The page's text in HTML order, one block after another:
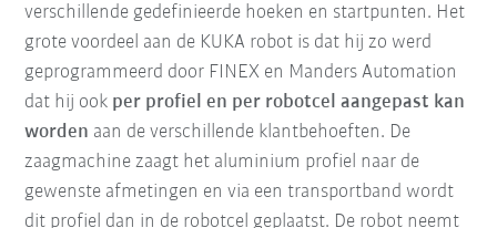
verschillende gedefinieerde hoeken en startpunten. Het
grote voordeel aan de KUKA robot is dat hij zo werd
geprogrammeerd door FINEX en Manders Automation
dat hij ook per profiel en per robotcel aangepast kan
worden aan de verschillende klantbehoeften. De
zaagmachine zaagt het aluminium profiel naar de
gewenste afmetingen en via een transportband wordt
dit profiel dan in de robotcel geplaatst. De robot neemt